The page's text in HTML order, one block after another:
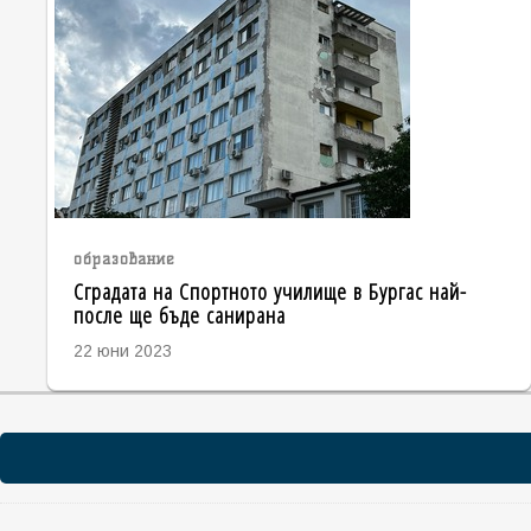
образование
Сградата на Спортното училище в Бургас най-
после ще бъде санирана
22 юни 2023